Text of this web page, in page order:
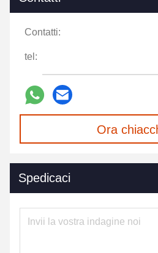
Contatti:
tel:
Ora
Spedicaci